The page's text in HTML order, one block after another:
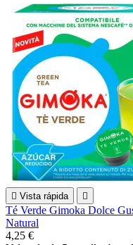
 Vista rápida 
Té Verde Gimoka Dolce
Natural
4,25 €